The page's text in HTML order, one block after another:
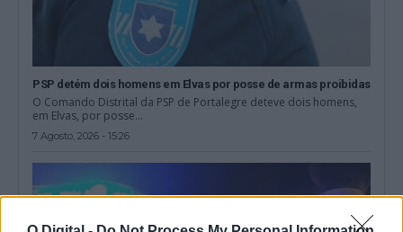
PSP detém dois homens em Elvas por posse de armas proibidas
O Comando Distrital da PSP de Portalegre deteve dois homens,
em Elvas, por posse...
7 Agosto, 2026 - 15:26